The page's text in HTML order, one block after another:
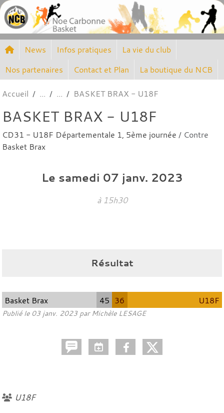
News Infos pratiques
La vie du club
Nos partenaires
Contact et Plan La boutique du NCB
Accueil BASKET BRAX - U18F
BASKET BRAX - U18F
CD31 - U18F Départementale 1, 5ème journée / Contre
Basket Brax
Le samedi 07 janv. 2023
à 15h30
Résultat
Basket Brax 45 36 U18F
Publié le 03 janv. 2023par Michèle LESAGE
U18F
Panneau de gestion des cookies